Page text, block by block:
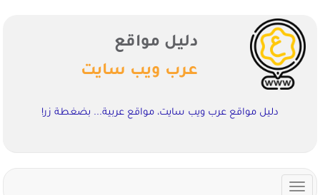
دليل مواقع
عرب ويب سايت
دليل مواقع عرب ويب سايت، مواقع عربية... بضغطة زر!
Toggle